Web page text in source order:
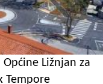
Ližnjan za
Tempore